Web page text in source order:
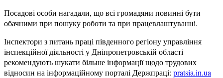
Посадові особи нагадали, що всі громадяни повинні бути
обачними при пошуку роботи та при працевлаштуванні.
Інспектори з питань праці південного регіону управління
інспекційної діяльності у Дніпропетровській області
рекомендують шукати більше інформації щодо трудових
відносин на інформаційному порталі Держпраці: pratsia.in.ua